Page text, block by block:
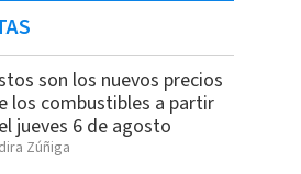
son los nuevos precios
los combustibles a partir
jueves 6 de agosto
Zúñiga